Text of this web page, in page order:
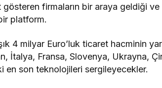
firmaların bir araya geldiği
platform.
4 milyar Euro’luk ticaret hacminin
İtalya, Fransa, Slovenya, Ukrayna,
en son teknolojileri sergileyecekler.